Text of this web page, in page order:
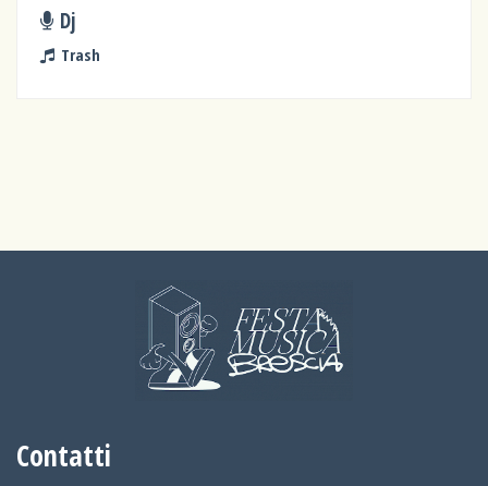
Dj
Trash
Contatti